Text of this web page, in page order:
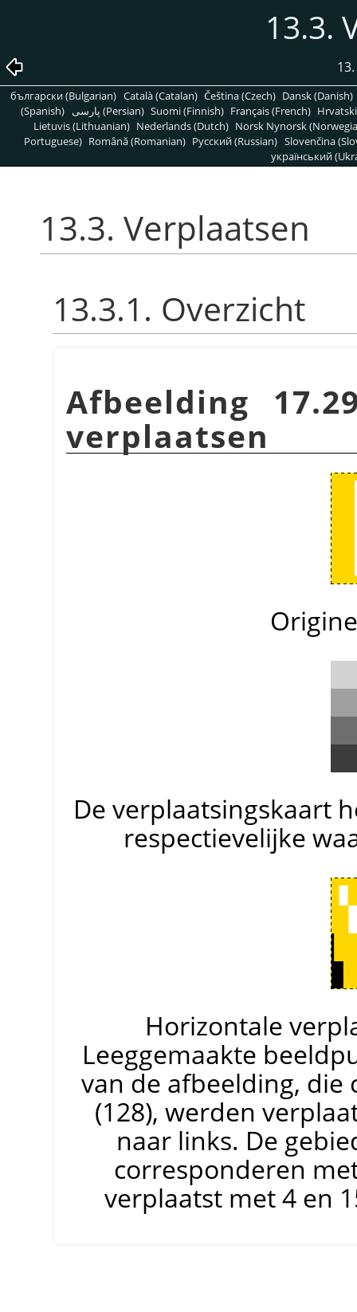
13.3.
български (Bulgarian) Català (Catalan) Čeština (Czech) Dansk (Danish)
(Spanish)
پارسی (Persian) Suomi (Finnish) Français (French)
Lietuvis (Lithuanian) Nederlands (Dutch) Norsk Nynorsk
Portuguese) Română (Romanian) Pусский (Russian) Slovenčina
український
13.3. Verplaatsen
13.3.1. Overzicht
Afbeelding
verplaatsen
De verplaatsingskaart
respectievelijke
Horizontale
Leeggemaakte
van de afbeelding,
(128), werden
naar links. De
corresponderen
verplaatst met 4 en